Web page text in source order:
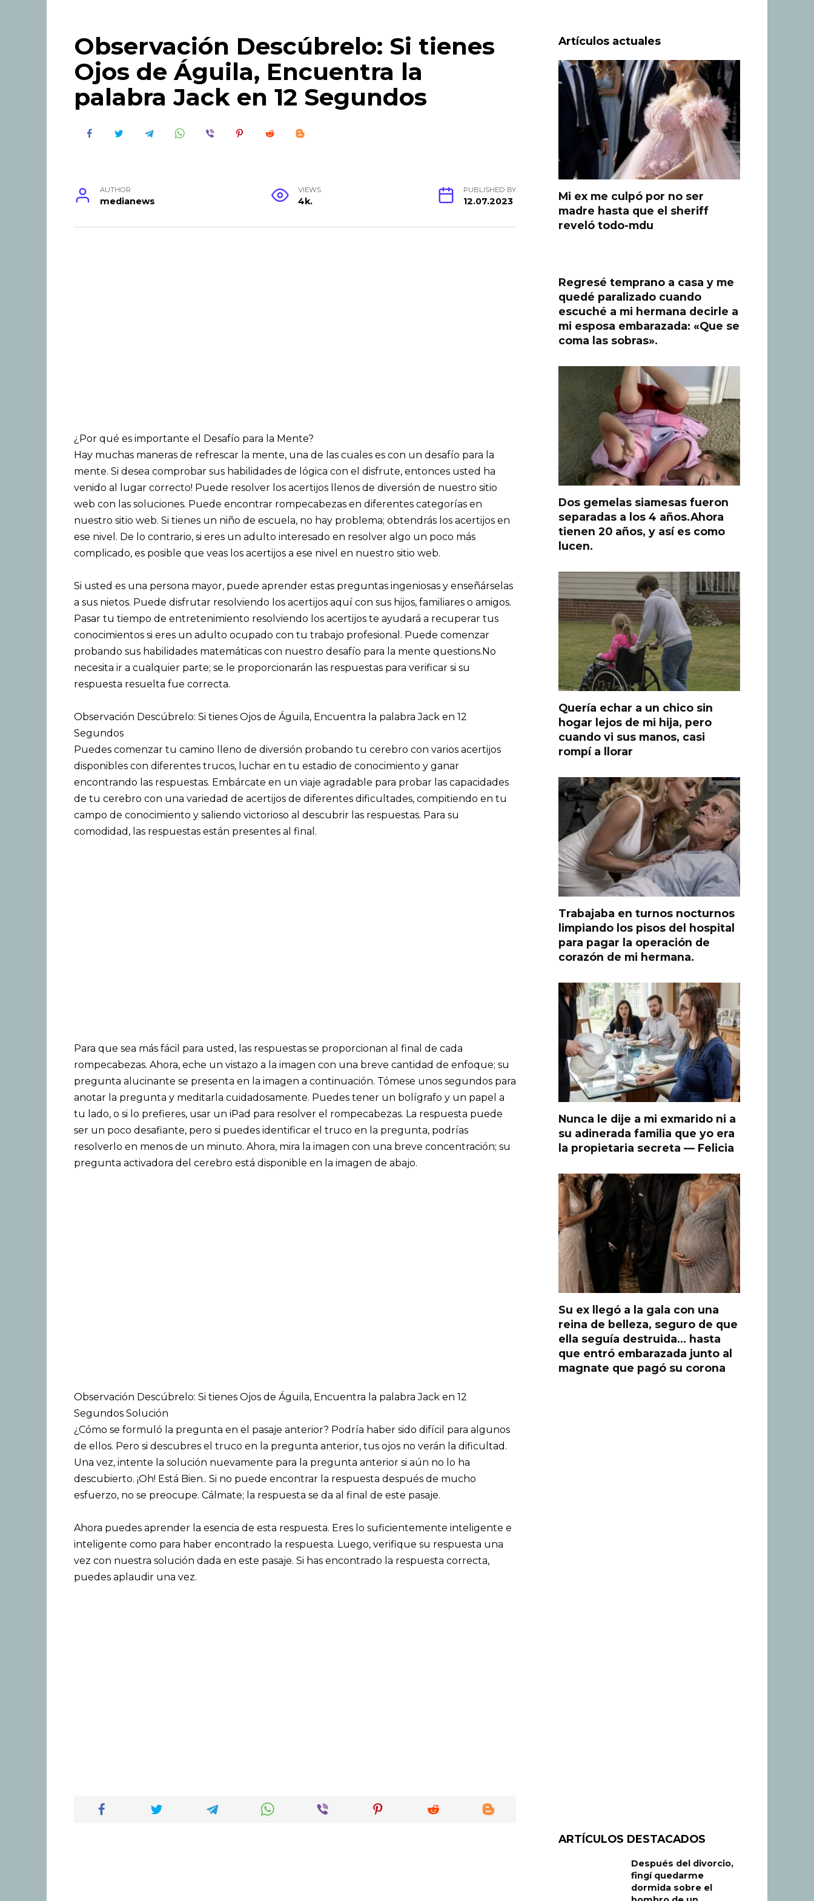
Observación Descúbrelo: Si tienes
Ojos de Águila, Encuentra la
palabra Jack en 12 Segundos
AUTHOR
medianews
VIEWS
4k.
PUBLISHED BY
12.07.2023
¿Por qué es importante el Desafío para la Mente?
Hay muchas maneras de refrescar la mente, una de las cuales es con un desafío para la
mente. Si desea comprobar sus habilidades de lógica con el disfrute, entonces usted ha
venido al lugar correcto! Puede resolver los acertijos llenos de diversión de nuestro sitio
web con las soluciones. Puede encontrar rompecabezas en diferentes categorías en
nuestro sitio web. Si tienes un niño de escuela, no hay problema; obtendrás los acertijos en
ese nivel. De lo contrario, si eres un adulto interesado en resolver algo un poco más
complicado, es posible que veas los acertijos a ese nivel en nuestro sitio web.
Si usted es una persona mayor, puede aprender estas preguntas ingeniosas y enseñárselas
a sus nietos. Puede disfrutar resolviendo los acertijos aquí con sus hijos, familiares o amigos.
Pasar tu tiempo de entretenimiento resolviendo los acertijos te ayudará a recuperar tus
conocimientos si eres un adulto ocupado con tu trabajo profesional. Puede comenzar
probando sus habilidades matemáticas con nuestro desafío para la mente questions.No
necesita ir a cualquier parte; se le proporcionarán las respuestas para verificar si su
respuesta resuelta fue correcta.
Observación Descúbrelo: Si tienes Ojos de Águila, Encuentra la palabra Jack en 12
Segundos
Puedes comenzar tu camino lleno de diversión probando tu cerebro con varios acertijos
disponibles con diferentes trucos, luchar en tu estadio de conocimiento y ganar
encontrando las respuestas. Embárcate en un viaje agradable para probar las capacidades
de tu cerebro con una variedad de acertijos de diferentes dificultades, compitiendo en tu
campo de conocimiento y saliendo victorioso al descubrir las respuestas. Para su
comodidad, las respuestas están presentes al final.
Para que sea más fácil para usted, las respuestas se proporcionan al final de cada
rompecabezas. Ahora, eche un vistazo a la imagen con una breve cantidad de enfoque; su
pregunta alucinante se presenta en la imagen a continuación. Tómese unos segundos para
anotar la pregunta y meditarla cuidadosamente. Puedes tener un bolígrafo y un papel a
tu lado, o si lo prefieres, usar un iPad para resolver el rompecabezas. La respuesta puede
ser un poco desafiante, pero si puedes identificar el truco en la pregunta, podrías
resolverlo en menos de un minuto. Ahora, mira la imagen con una breve concentración; su
pregunta activadora del cerebro está disponible en la imagen de abajo.
Observación Descúbrelo: Si tienes Ojos de Águila, Encuentra la palabra Jack en 12
Segundos Solución
¿Cómo se formuló la pregunta en el pasaje anterior? Podría haber sido difícil para algunos
de ellos. Pero si descubres el truco en la pregunta anterior, tus ojos no verán la dificultad.
Una vez, intente la solución nuevamente para la pregunta anterior si aún no lo ha
descubierto. ¡Oh! Está Bien.. Si no puede encontrar la respuesta después de mucho
esfuerzo, no se preocupe. Cálmate; la respuesta se da al final de este pasaje.
Ahora puedes aprender la esencia de esta respuesta. Eres lo suficientemente inteligente e
inteligente como para haber encontrado la respuesta. Luego, verifique su respuesta una
vez con nuestra solución dada en este pasaje. Si has encontrado la respuesta correcta,
puedes aplaudir una vez.
Artículos actuales
Mi ex me culpó por no ser
madre hasta que el sheriff
reveló todo-mdu
Regresé temprano a casa y me
quedé paralizado cuando
escuché a mi hermana decirle a
mi esposa embarazada: «Que se
coma las sobras».
Dos gemelas siamesas fueron
separadas a los 4 años.Ahora
tienen 20 años, y así es como
lucen.
Quería echar a un chico sin
hogar lejos de mi hija, pero
cuando vi sus manos, casi
rompí a llorar
Trabajaba en turnos nocturnos
limpiando los pisos del hospital
para pagar la operación de
corazón de mi hermana.
Nunca le dije a mi exmarido ni a
su adinerada familia que yo era
la propietaria secreta — Felicia
Su ex llegó a la gala con una
reina de belleza, seguro de que
ella seguía destruida… hasta
que entró embarazada junto al
magnate que pagó su corona
ARTÍCULOS DESTACADOS
Después del divorcio,
fingí quedarme
dormida sobre el